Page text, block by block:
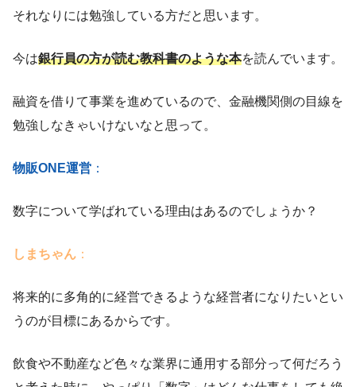
それなりには勉強している方だと思います。
今は銀行員の方が読む教科書のような本を読んでいます。
融資を借りて事業を進めているので、金融機関側の目線を
勉強しなきゃいけないなと思って。
物販ONE運営 ：
数字について学ばれている理由はあるのでしょうか？
しまちゃん ：
将来的に多角的に経営できるような経営者になりたいとい
うのが目標にあるからです。
飲食や不動産など色々な業界に通用する部分って何だろう